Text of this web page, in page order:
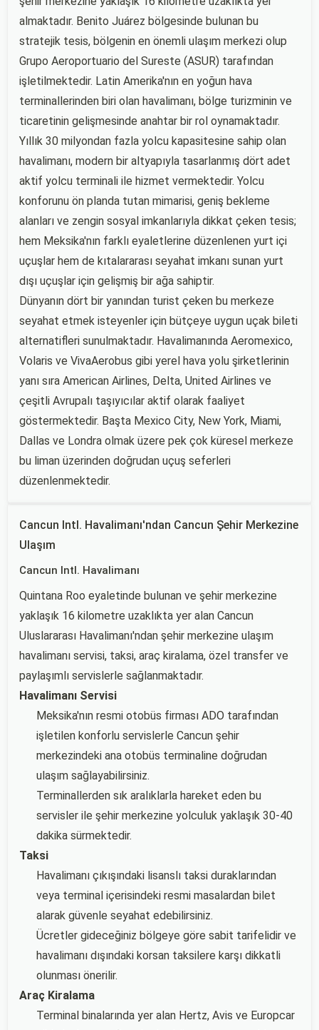
almaktadır. Benito Juárez bölgesinde bulunan bu
stratejik tesis, bölgenin en önemli ulaşım merkezi olup
Grupo Aeroportuario del Sureste (ASUR) tarafından
işletilmektedir. Latin Amerika'nın en yoğun hava
terminallerinden biri olan havalimanı, bölge turizminin ve
ticaretinin gelişmesinde anahtar bir rol oynamaktadır.
Yıllık 30 milyondan fazla yolcu kapasitesine sahip olan
havalimanı, modern bir altyapıyla tasarlanmış dört adet
aktif yolcu terminali ile hizmet vermektedir. Yolcu
konforunu ön planda tutan mimarisi, geniş bekleme
alanları ve zengin sosyal imkanlarıyla dikkat çeken tesis;
hem Meksika'nın farklı eyaletlerine düzenlenen yurt içi
uçuşlar hem de kıtalararası seyahat imkanı sunan yurt
dışı uçuşlar için gelişmiş bir ağa sahiptir.
Dünyanın dört bir yanından turist çeken bu merkeze
seyahat etmek isteyenler için bütçeye uygun uçak bileti
alternatifleri sunulmaktadır. Havalimanında Aeromexico,
Volaris ve VivaAerobus gibi yerel hava yolu şirketlerinin
yanı sıra American Airlines, Delta, United Airlines ve
çeşitli Avrupalı taşıyıcılar aktif olarak faaliyet
göstermektedir. Başta Mexico City, New York, Miami,
Dallas ve Londra olmak üzere pek çok küresel merkeze
bu liman üzerinden doğrudan uçuş seferleri
düzenlenmektedir.
Cancun Intl. Havalimanı'ndan Cancun Şehir Merkezine
Ulaşım
Cancun Intl. Havalimanı
Quintana Roo eyaletinde bulunan ve şehir merkezine
yaklaşık 16 kilometre uzaklıkta yer alan Cancun
Uluslararası Havalimanı'ndan şehir merkezine ulaşım
havalimanı servisi, taksi, araç kiralama, özel transfer ve
paylaşımlı servislerle sağlanmaktadır.
Havalimanı Servisi
Meksika'nın resmi otobüs firması ADO tarafından
işletilen konforlu servislerle Cancun şehir
merkezindeki ana otobüs terminaline doğrudan
ulaşım sağlayabilirsiniz.
Terminallerden sık aralıklarla hareket eden bu
servisler ile şehir merkezine yolculuk yaklaşık 30-40
dakika sürmektedir.
Taksi
Havalimanı çıkışındaki lisanslı taksi duraklarından
veya terminal içerisindeki resmi masalardan bilet
alarak güvenle seyahat edebilirsiniz.
Ücretler gideceğiniz bölgeye göre sabit tarifelidir ve
havalimanı dışındaki korsan taksilere karşı dikkatli
olunması önerilir.
Araç Kiralama
Terminal binalarında yer alan Hertz, Avis ve Europcar